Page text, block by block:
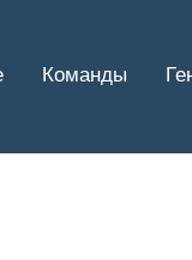
Команды